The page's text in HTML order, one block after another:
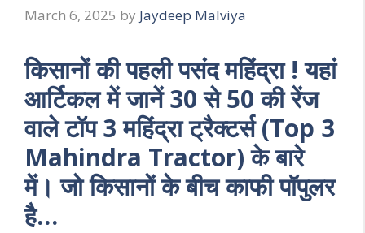
March 6, 2025 by Jaydeep Malviya
किसानों की पहली पसंद महिंद्रा ! यहां
आर्टिकल में जानें 30 से 50 की रेंज
वाले टॉप 3 महिंद्रा ट्रैक्टर्स (Top 3
Mahindra Tractor) के बारे
में। जो किसानों के बीच काफी पॉपुलर
है…